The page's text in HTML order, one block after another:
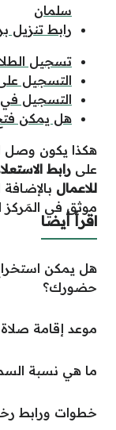
سلمان
رابط تنزيل
تسجيل
التسجيل
التسجيل في
هل يمكن
هكذا يكون وصل
على رابط
للاعمال
موثق في المَركز
اقرأ أيضا
هل يمكن
حضورك؟
موعد إقامة
ما هي نسبة
خطوات ورابط